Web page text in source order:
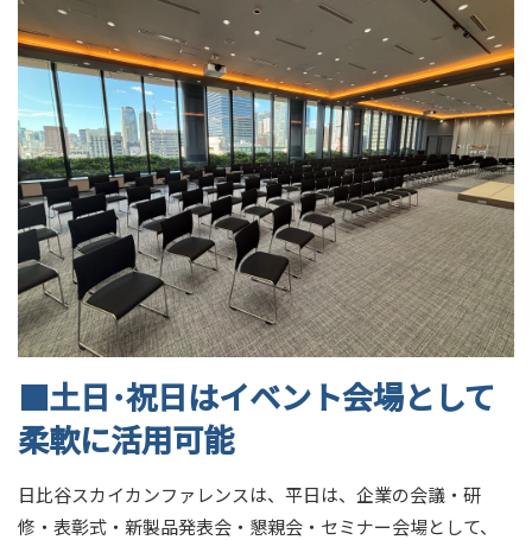
■土日･祝日はイベント会場として
柔軟に活用可能
日比谷スカイカンファレンスは、平日は、企業の会議・研
修・表彰式・新製品発表会・懇親会・セミナー会場として、